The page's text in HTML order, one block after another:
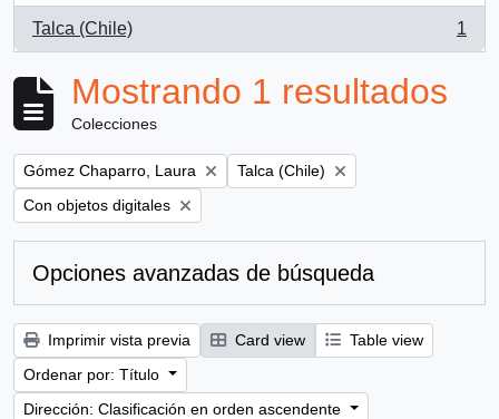
Talca (Chile)
, 1 resultados
1
Mostrando 1 resultados
Colecciones
Remove filter:
Gómez Chaparro, Laura Remove filter:
Talca (Chile)
Remove filter:
Con objetos digitales
Opciones avanzadas de búsqueda
Imprimir vista previa Card view
Table view
Ordenar por: Título
Dirección: Clasificación en orden ascendente